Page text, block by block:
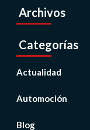
Archivos
Categorías
Actualidad
Automoción
Blog